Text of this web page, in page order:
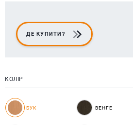
ДЕ КУПИТИ?
КОЛІР
БУК ВЕНГЕ